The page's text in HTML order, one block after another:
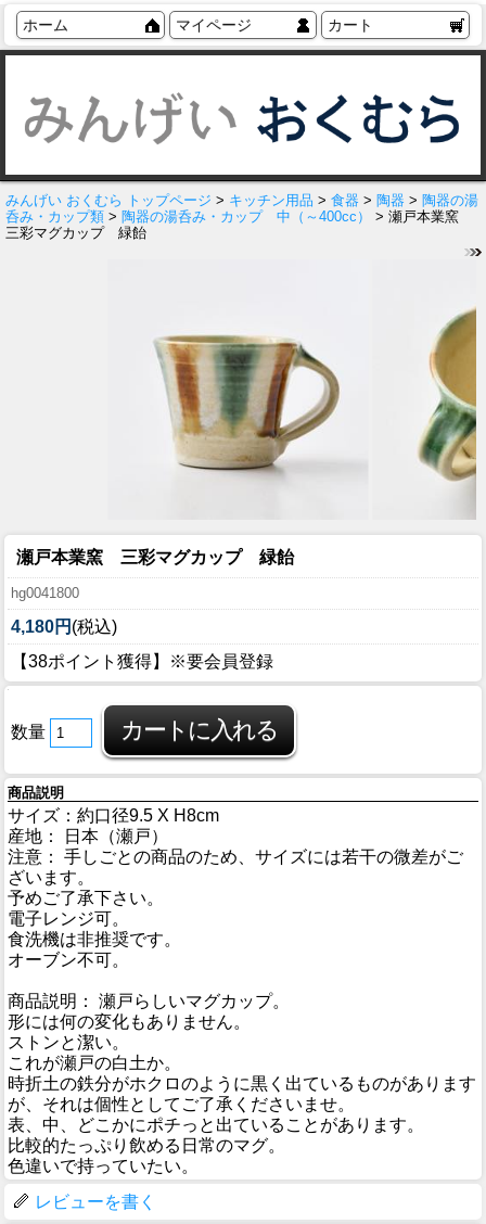
ホーム マイページ カート
みんげい おくむら トップページ > キッチン用品 > 食器 > 陶器 > 陶器の湯
呑み・カップ類 > 陶器の湯呑み・カップ 中（～400cc）
> 瀬戸本業窯
三彩マグカップ 緑飴
瀬戸本業窯 三彩マグカップ 緑飴
hg0041800
4,180円 (税込)
【38ポイント獲得】※要会員登録
数量
商品説明
サイズ：約口径9.5 X H8cm
産地： 日本（瀬戸）
注意： 手しごとの商品のため、サイズには若干の微差がご
ざいます。
予めご了承下さい。
電子レンジ可。
食洗機は非推奨です。
オーブン不可。
商品説明： 瀬戸らしいマグカップ。
形には何の変化もありません。
ストンと潔い。
これが瀬戸の白土か。
時折土の鉄分がホクロのように黒く出ているものがあります
が、それは個性としてご了承くださいませ。
表、中、どこかにポチっと出ていることがあります。
比較的たっぷり飲める日常のマグ。
色違いで持っていたい。
レビューを書く